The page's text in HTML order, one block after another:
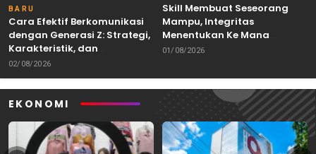
BARU
Cara Efektif Berkomunikasi
dengan Generasi Z: Strategi,
Karakteristik, dan
Tantangannya
02/08/2026
Skill Membuat Seseorang
Mampu, Integritas
Menentukan Ke Mana
Kemampuan Itu Dibawa
01/08/2026
EKONOMI